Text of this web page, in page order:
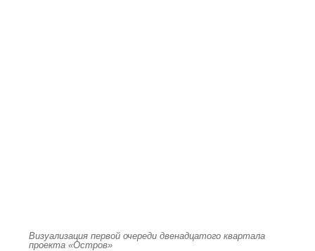
Визуализация первой очереди двенадцатого квартала
проекта «Остров»